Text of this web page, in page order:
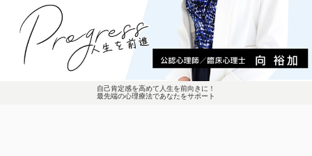
自己肯定感を高めて人生を前向きに！
最先端の心理療法であなたをサポート